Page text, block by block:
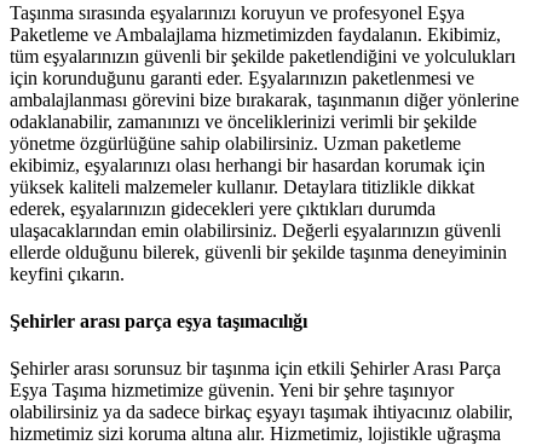
Taşınma sırasında eşyalarınızı koruyun ve profesyonel Eşya
Paketleme ve Ambalajlama hizmetimizden faydalanın. Ekibimiz,
tüm eşyalarınızın güvenli bir şekilde paketlendiğini ve yolculukları
için korunduğunu garanti eder. Eşyalarınızın paketlenmesi ve
ambalajlanması görevini bize bırakarak, taşınmanın diğer yönlerine
odaklanabilir, zamanınızı ve önceliklerinizi verimli bir şekilde
yönetme özgürlüğüne sahip olabilirsiniz. Uzman paketleme
ekibimiz, eşyalarınızı olası herhangi bir hasardan korumak için
yüksek kaliteli malzemeler kullanır. Detaylara titizlikle dikkat
ederek, eşyalarınızın gidecekleri yere çıktıkları durumda
ulaşacaklarından emin olabilirsiniz. Değerli eşyalarınızın güvenli
ellerde olduğunu bilerek, güvenli bir şekilde taşınma deneyiminin
keyfini çıkarın.
Şehirler arası parça eşya taşımacılığı
Şehirler arası sorunsuz bir taşınma için etkili Şehirler Arası Parça
Eşya Taşıma hizmetimize güvenin. Yeni bir şehre taşınıyor
olabilirsiniz ya da sadece birkaç eşyayı taşımak ihtiyacınız olabilir,
hizmetimiz sizi koruma altına alır. Hizmetimiz, lojistikle uğraşma